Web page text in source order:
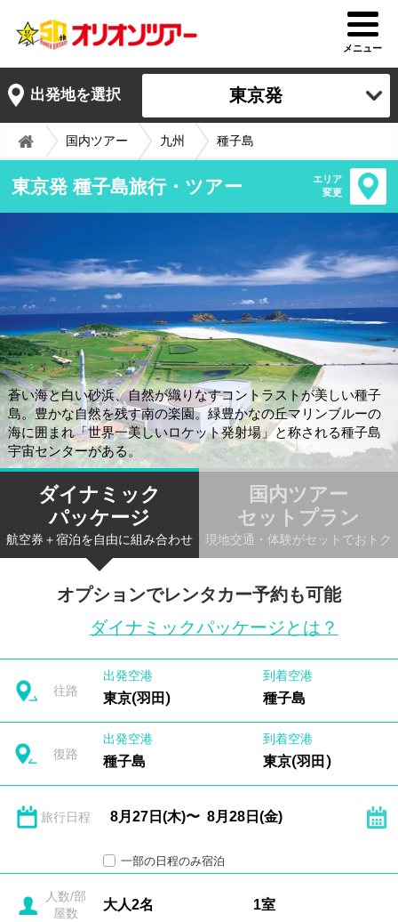
メニュー
出発地を選択 東京発
国内ツアー 九州 種子島
東京発 種子島旅行・ツアー
エリア
変更
蒼い海と白い砂浜、自然が織りなすコントラストが美しい種子
島。豊かな自然を残す南の楽園。緑豊かなの丘マリンブルーの
海に囲まれ「世界一美しいロケット発射場」と称される種子島
宇宙センターがある。
ダイナミック
パッケージ
航空券＋宿泊を自由に組み合わせ
国内ツアー
セットプラン
現地交通・体験がセットでおトク
オプションでレンタカー予約も可能
ダイナミックパッケージとは？
往路
出発空港
東京(羽田)
到着空港
種子島
復路
出発空港
種子島
到着空港
東京(羽田)
旅行日程
一部の日程のみ宿泊
人数/部
屋数